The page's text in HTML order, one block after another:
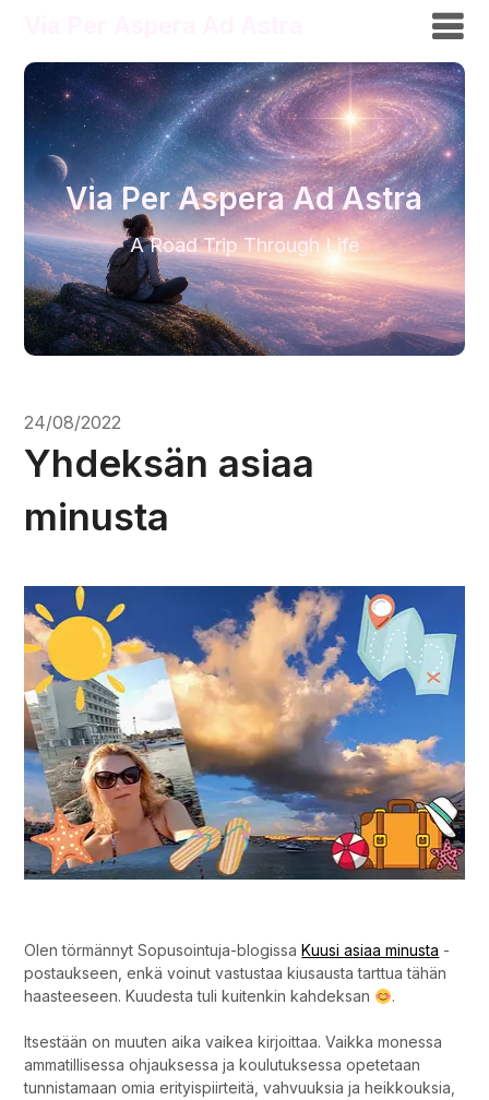
Via Per Aspera Ad Astra
A Road Trip Through Life
24/08/2022
Yhdeksän asiaa
minusta
Olen törmännyt Sopusointuja-blogissaKuusi asiaa minusta -
postaukseen, enkä voinut vastustaa kiusausta tarttua tähän
haasteeseen. Kuudesta tuli kuitenkin kahdeksan
.
Itsestään on muuten aika vaikea kirjoittaa. Vaikka monessa
ammatillisessa ohjauksessa ja koulutuksessa opetetaan
tunnistamaan omia erityispiirteitä, vahvuuksia ja heikkouksia,